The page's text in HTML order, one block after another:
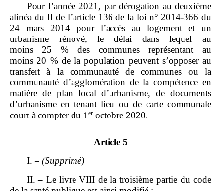
Pour l’année 2021, par dérogation au deuxième
alinéa du II de l’article 136 de la loi n° 2014‑366 du
24 mars 2014 pour l’accès au logement et un
urbanisme rénové, le délai dans lequel au
moins 25 % des communes représentant au
moins 20 % de la population peuvent s’opposer au
transfert à la communauté de communes ou la
communauté d’agglomération de la compétence en
matière de plan local d’urbanisme, de documents
d’urbanisme en tenant lieu ou de carte communale
court à compter du 1 er octobre 2020.
Article 5
I. – (Supprimé)
II. – Le livre VIII de la troisième partie du code